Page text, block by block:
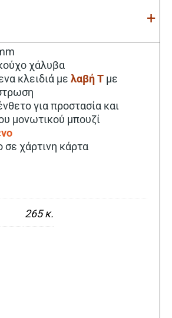
χάλυβα
κλειδιά με λαβή Τ με
για προστασία και
μονωτικού μπουζί
χάρτινη κάρτα
265 κ.